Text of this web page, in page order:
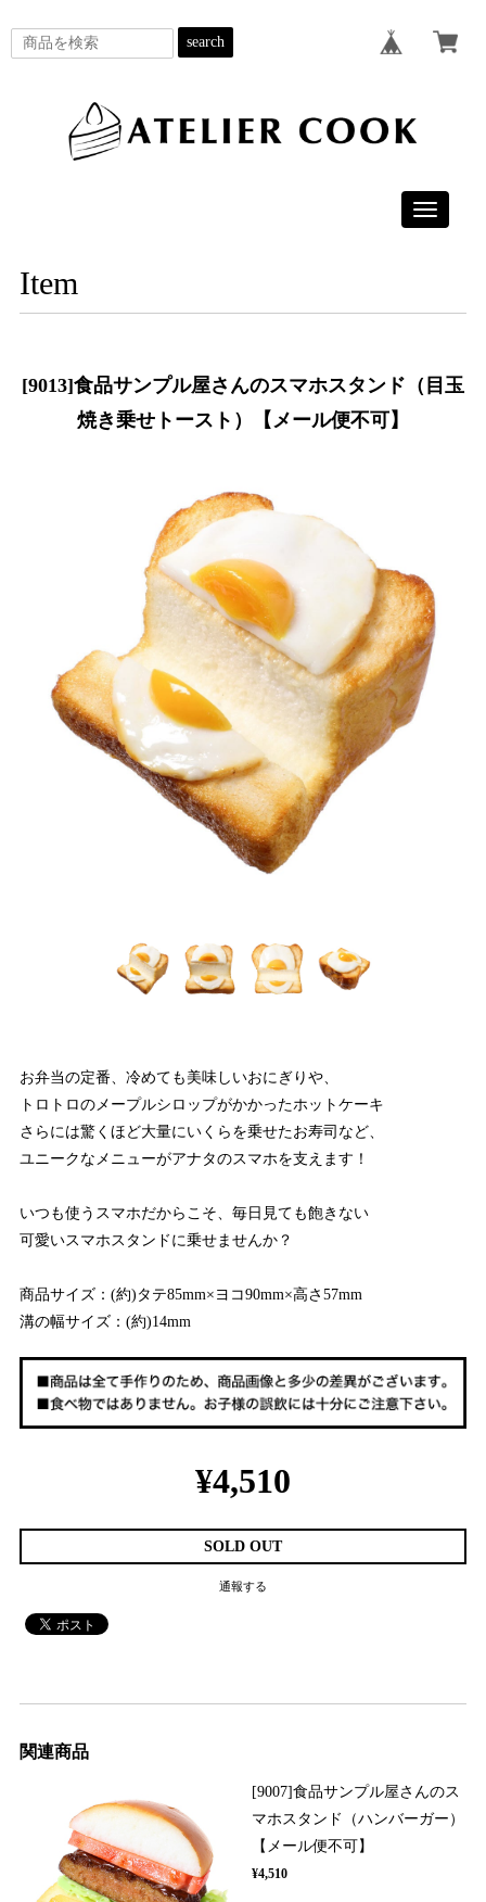
search
Toggle
Item
[9013]食品サンプル屋さんのスマホスタンド（目玉
焼き乗せトースト）【メール便不可】
お弁当の定番、冷めても美味しいおにぎりや、
トロトロのメープルシロップがかかったホットケーキ
さらには驚くほど大量にいくらを乗せたお寿司など、
ユニークなメニューがアナタのスマホを支えます！
いつも使うスマホだからこそ、毎日見ても飽きない
可愛いスマホスタンドに乗せませんか？
商品サイズ：(約)タテ85mm×ヨコ90mm×高さ57mm
溝の幅サイズ：(約)14mm
¥4,510
SOLD OUT
通報する
関連商品
[9007]食品サンプル屋さんのス
マホスタンド（ハンバーガー）
【メール便不可】
¥4,510